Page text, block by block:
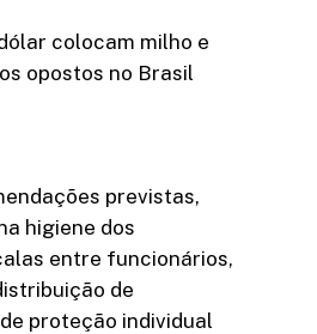
colocam milho e
opostos no Brasil
previstas,
higiene dos
entre funcionários,
de
proteção individual